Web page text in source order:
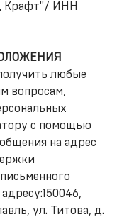
Крафт"/ ИНН
любые
вопросам,
с помощью
на адрес
ул. Титова, д.